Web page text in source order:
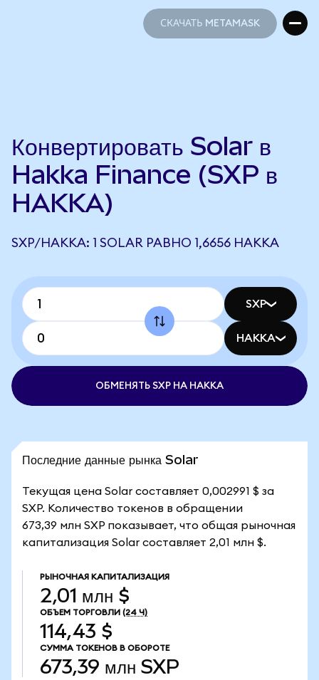
СКАЧАТЬ METAMASK
Конвертировать Solar в
Hakka Finance (SXP в
HAKKA)
SXP/HAKKA: 1 SOLAR РАВНО 1,6656 HAKKA
SXP
HAKKA
ОБМЕНЯТЬ SXP НА HAKKA
Последние данные рынка Solar
Текущая цена Solar составляет 0,002991 $ за
SXP. Количество токенов в обращении
673,39 млн SXP показывает, что общая рыночная
капитализация Solar составляет 2,01 млн $.
РЫНОЧНАЯ КАПИТАЛИЗАЦИЯ
2,01 млн $
ОБЪЕМ ТОРГОВЛИ (24 Ч)
114,43 $
СУММА ТОКЕНОВ В ОБОРОТЕ
673,39 млн SXP